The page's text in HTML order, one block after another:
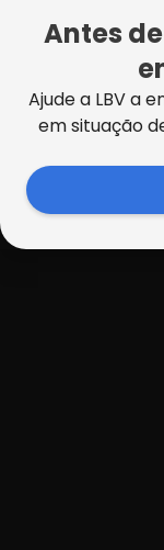
Antes
Ajude a LBV a
em situação